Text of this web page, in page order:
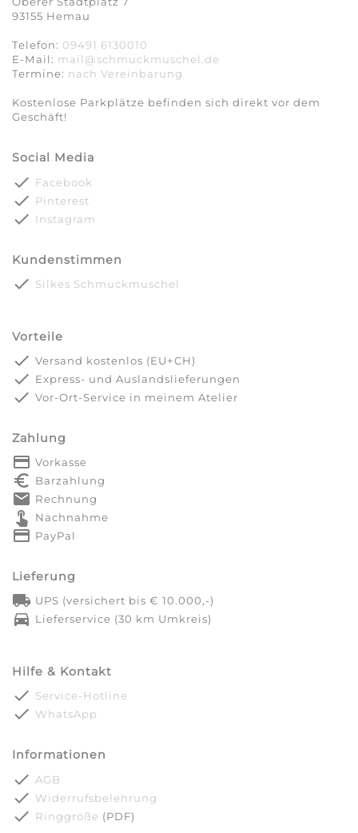
93155 Hemau
Telefon: 09491 6130010
E-Mail: mail@schmuckmuschel.de
Termine: nach Vereinbarung​​​​​​​
Kostenlose Parkplätze befinden sich direkt vor dem
Geschäft!
Social Media
done Facebook
done Pinterest
done Instagram
Kundenstimmen
done Silkes Schmuckmuschel
Vorteile
done Versand kostenlos (EU+CH)
done Express- und Auslandslieferungen
done Vor-Ort-Service in meinem Atelier
Zahlung
payment Vorkasse
euro_symbol Barzahlung
markunread Rechnung
touch_app Nachnahme
credit_card PayPal
Lieferung
local_shipping UPS (versichert bis € 10.000,-)
directions_car Lieferservice (30 km Umkreis)
Hilfe & Kontakt
done Service-Hotline
done WhatsApp
Informationen
done AGB
done Widerrufsbelehrung
done Ringgröße (PDF)